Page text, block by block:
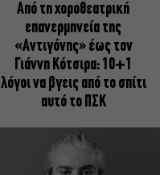
Από τη χοροθεατρική
επανερμηνεία της
«Αντιγόνης» έως τον
Γιάννη Κότσιρα: 10+1
λόγοι να βγεις από το σπίτι
αυτό το ΠΣΚ